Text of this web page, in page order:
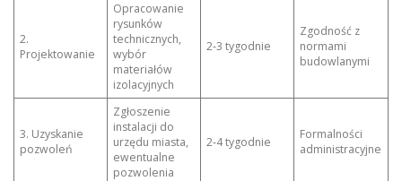
2.
Projektowanie
Opracowanie
rysunków
technicznych,
wybór
materiałów
izolacyjnych
2‑3 tygodnie
Zgodność z
normami
budowlanymi
3. Uzyskanie
pozwoleń
Zgłoszenie
instalacji do
urzędu miasta,
ewentualne
pozwolenia
2‑4 tygodnie
Formalności
administracyjne